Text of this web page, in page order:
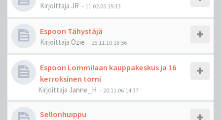
Kirjoittaja JR - 11.02.05 19:13
Espoon Tähystäjä
Kirjoittaja Ozie - 26.11.10 18:56
Espoon Lommilaan kauppakeskus ja 16
kerroksinen torni
Kirjoittaja Janne_H - 20.11.06 14:37
Sellonhuippu